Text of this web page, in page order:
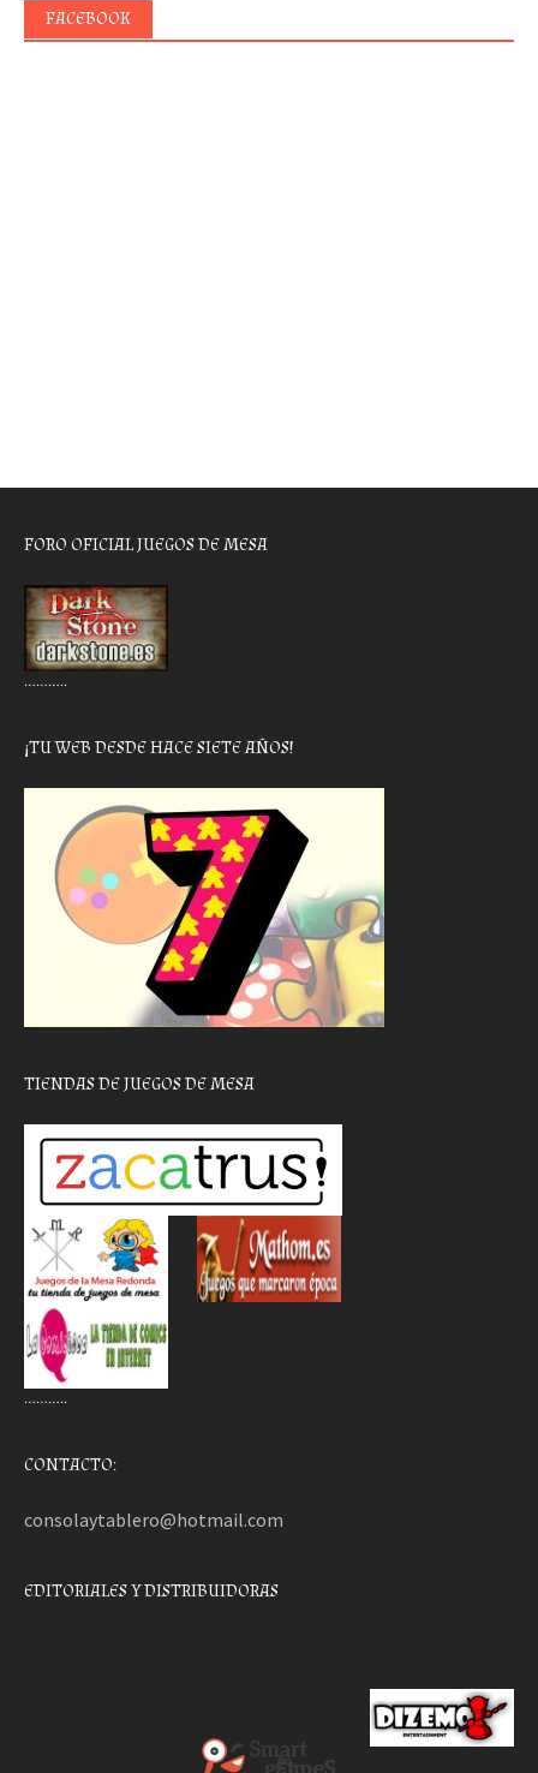
FACEBOOK
FORO OFICIAL JUEGOS DE MESA
………..
¡TU WEB DESDE HACE SIETE AÑOS!
TIENDAS DE JUEGOS DE MESA
………..
CONTACTO:
consolaytablero@hotmail.com
EDITORIALES Y DISTRIBUIDORAS